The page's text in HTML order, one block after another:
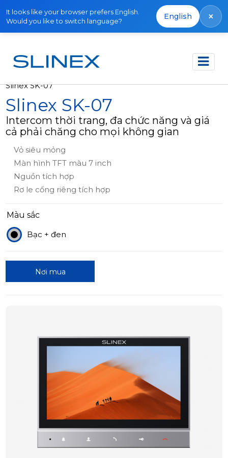
It looks like your browser prefers English.
Would you like to switch language?
English ×
Trang chủ Sản phẩm
Slinex SK-07
Slinex SK-07
Intercom thời trang, đa chức năng và giá
cả phải chăng cho mọi không gian
Vỏ siêu mỏng
Màn hình TFT màu 7 inch
Nguồn tích hợp
Rơ le cổng riêng tích hợp
Màu sắc
Bạc + đen
Nơi mua